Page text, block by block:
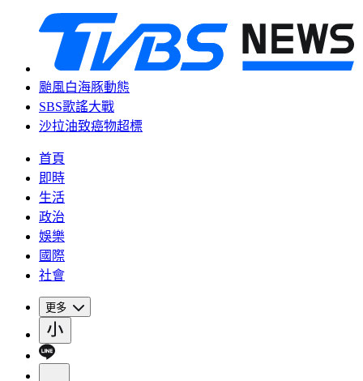
颱風白海豚動態
SBS歌謠大戰
沙拉油致癌物超標
首頁
即時
生活
政治
娛樂
國際
社會
更多